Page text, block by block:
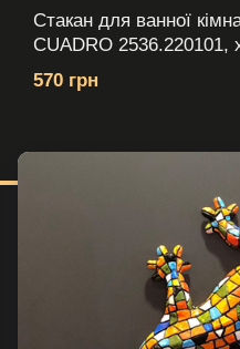
Стакан для ванної
CUADRO 2536.220101,
570 грн
© volle.ua, 2026, ТОВ
Приймаємо до оплати